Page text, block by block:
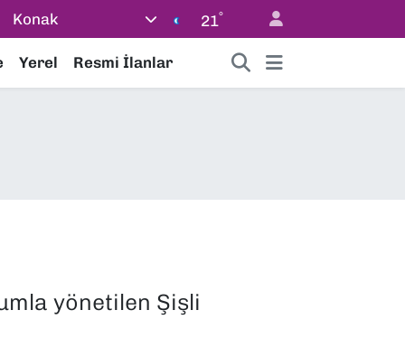
Konak 21°
Yerel Resmi İlanlar
yönetilen Şişli